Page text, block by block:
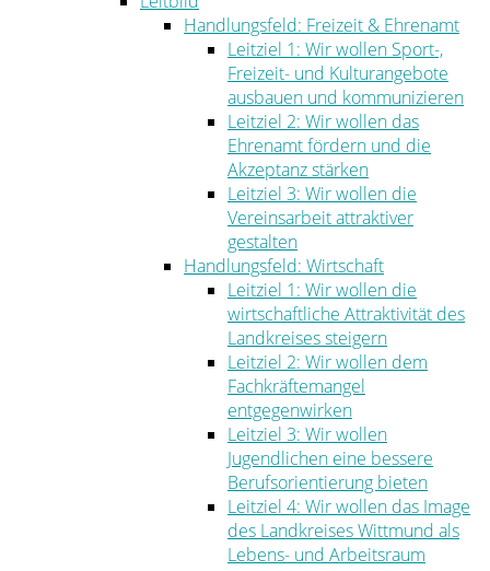
Handlungsfeld: Freizeit & Ehrenamt
Leitziel 1: Wir wollen Sport-,
Freizeit- und Kulturangebote
ausbauen und kommunizieren
Leitziel 2: Wir wollen das
Ehrenamt fördern und die
Akzeptanz stärken
Leitziel 3: Wir wollen die
Vereinsarbeit attraktiver
gestalten
Handlungsfeld: Wirtschaft
Leitziel 1: Wir wollen die
wirtschaftliche Attraktivität des
Landkreises steigern
Leitziel 2: Wir wollen dem
Fachkräftemangel
entgegenwirken
Leitziel 3: Wir wollen
Jugendlichen eine bessere
Berufsorientierung bieten
Leitziel 4: Wir wollen das Image
des Landkreises Wittmund als
Lebens- und Arbeitsraum